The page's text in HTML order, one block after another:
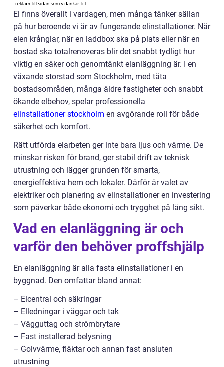
El finns överallt i vardagen, men många tänker sällan
på hur beroende vi är av fungerande elinstallationer. När
elen krånglar, när en laddbox ska på plats eller när en
bostad ska totalrenoveras blir det snabbt tydligt hur
viktig en säker och genomtänkt elanläggning är. I en
växande storstad som Stockholm, med täta
bostadsområden, många äldre fastigheter och snabbt
ökande elbehov, spelar professionella
elinstallationer stockholm en avgörande roll för både
säkerhet och komfort.
Rätt utförda elarbeten ger inte bara ljus och värme. De
minskar risken för brand, ger stabil drift av teknisk
utrustning och lägger grunden för smarta,
energieffektiva hem och lokaler. Därför är valet av
elektriker och planering av elinstallationer en investering
som påverkar både ekonomi och trygghet på lång sikt.
Vad en elanläggning är och
varför den behöver proffshjälp
En elanläggning är alla fasta elinstallationer i en
byggnad. Den omfattar bland annat:
– Elcentral och säkringar
– Elledningar i väggar och tak
– Vägguttag och strömbrytare
– Fast installerad belysning
– Golvvärme, fläktar och annan fast ansluten
utrustning